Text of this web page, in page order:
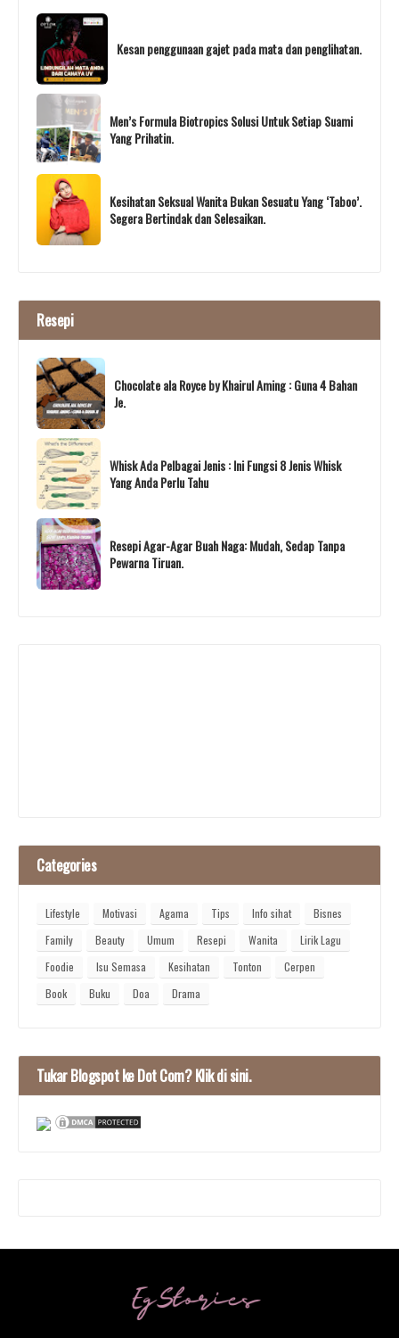
Kesan penggunaan gajet pada mata dan penglihatan.
Men’s Formula Biotropics Solusi Untuk Setiap Suami
Yang Prihatin.
Kesihatan Seksual Wanita Bukan Sesuatu Yang ‘Taboo’.
Segera Bertindak dan Selesaikan.
Resepi
Chocolate ala Royce by Khairul Aming : Guna 4 Bahan
Je.
Whisk Ada Pelbagai Jenis : Ini Fungsi 8 Jenis Whisk
Yang Anda Perlu Tahu
Resepi Agar-Agar Buah Naga: Mudah, Sedap Tanpa
Pewarna Tiruan.
Categories
Lifestyle Motivasi Agama Tips Info sihat
Bisnes
Family
Beauty Umum Resepi Wanita
Lirik Lagu
Foodie
Isu Semasa Kesihatan Tonton
Cerpen
Book
Buku Doa Drama
Tukar Blogspot ke Dot Com? Klik di sini.